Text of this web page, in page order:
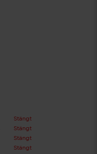
Stängt
Stängt
Stängt
Stängt